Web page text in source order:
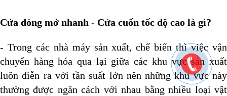
Cửa đóng mở nhanh - Cửa cuốn tốc độ cao là gì?
- Trong các nhà máy sản xuất, chế biến thì việc vận
chuyển hàng hóa qua lại giữa các khu vực sản xuất
luôn diễn ra với tần suất lớn nên những khu vực này
thường được ngăn cách với nhau bằng nhiều loại vật